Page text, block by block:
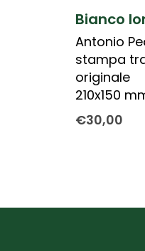
Bianco
Antonio
stampa
originale
210x150
€30,00